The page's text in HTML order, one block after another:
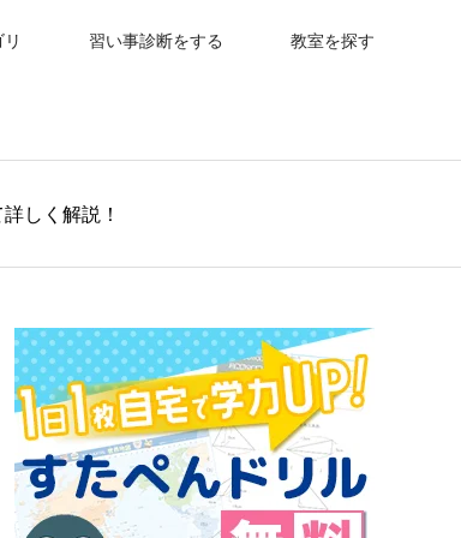
習い事診断をする 教室を探す
しく解説！